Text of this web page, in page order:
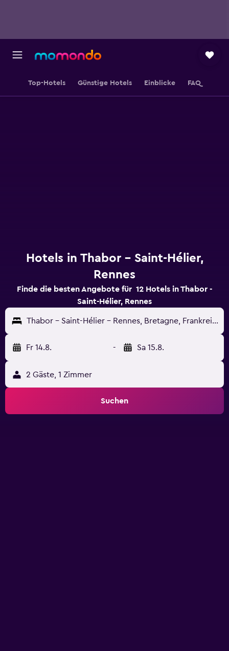
Top-Hotels Günstige Hotels Einblicke FAQ
Hotels in Thabor - Saint-Hélier,
Rennes
Finde die besten Angebote für 12 Hotels in Thabor -
Saint-Hélier, Rennes
Thabor - Saint-Hélier - Rennes, Bretagne, Frankreich
Fr 14.8. - Sa 15.8.
2 Gäste, 1 Zimmer
Suchen